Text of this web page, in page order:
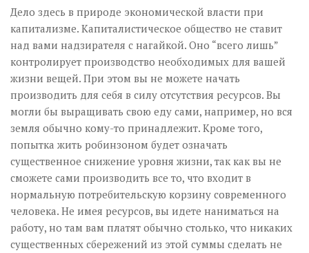
Дело здесь в природе экономической власти при
капитализме. Капиталистическое общество не ставит
над вами надзирателя с нагайкой. Оно “всего лишь”
контролирует производство необходимых для вашей
жизни вещей. При этом вы не можете начать
производить для себя в силу отсутствия ресурсов. Вы
могли бы выращивать свою еду сами, например, но вся
земля обычно кому-то принадлежит. Кроме того,
попытка жить робинзоном будет означать
существенное снижение уровня жизни, так как вы не
сможете сами производить все то, что входит в
нормальную потребительскую корзину современного
человека. Не имея ресурсов, вы идете наниматься на
работу, но там вам платят обычно столько, что никаких
существенных сбережений из этой суммы сделать не